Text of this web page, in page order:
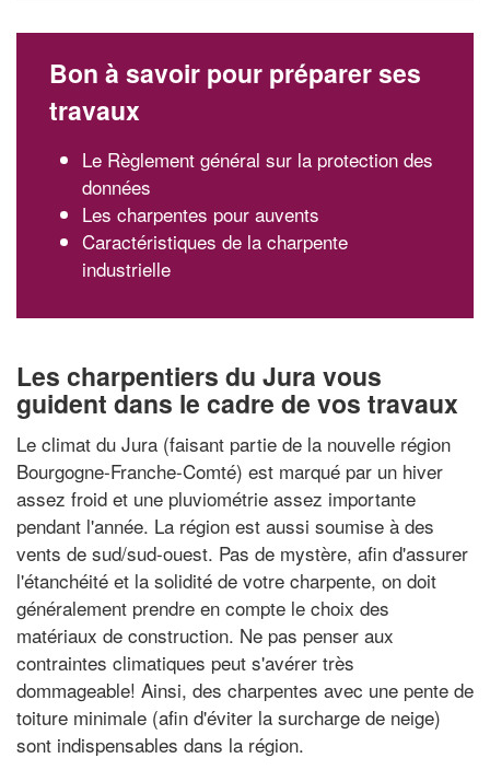
Bon à savoir pour préparer ses
travaux
Le Règlement général sur la protection des
données
Les charpentes pour auvents
Caractéristiques de la charpente
industrielle
Les charpentiers du Jura vous
guident dans le cadre de vos travaux
Le climat du Jura (faisant partie de la nouvelle région
Bourgogne-Franche-Comté) est marqué par un hiver
assez froid et une pluviométrie assez importante
pendant l'année. La région est aussi soumise à des
vents de sud/sud-ouest. Pas de mystère, afin d'assurer
l'étanchéité et la solidité de votre charpente, on doit
généralement prendre en compte le choix des
matériaux de construction. Ne pas penser aux
contraintes climatiques peut s'avérer très
dommageable! Ainsi, des charpentes avec une pente de
toiture minimale (afin d'éviter la surcharge de neige)
sont indispensables dans la région.